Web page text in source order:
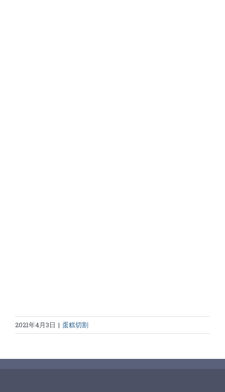
2021年4月3日 | 蛋糕切割